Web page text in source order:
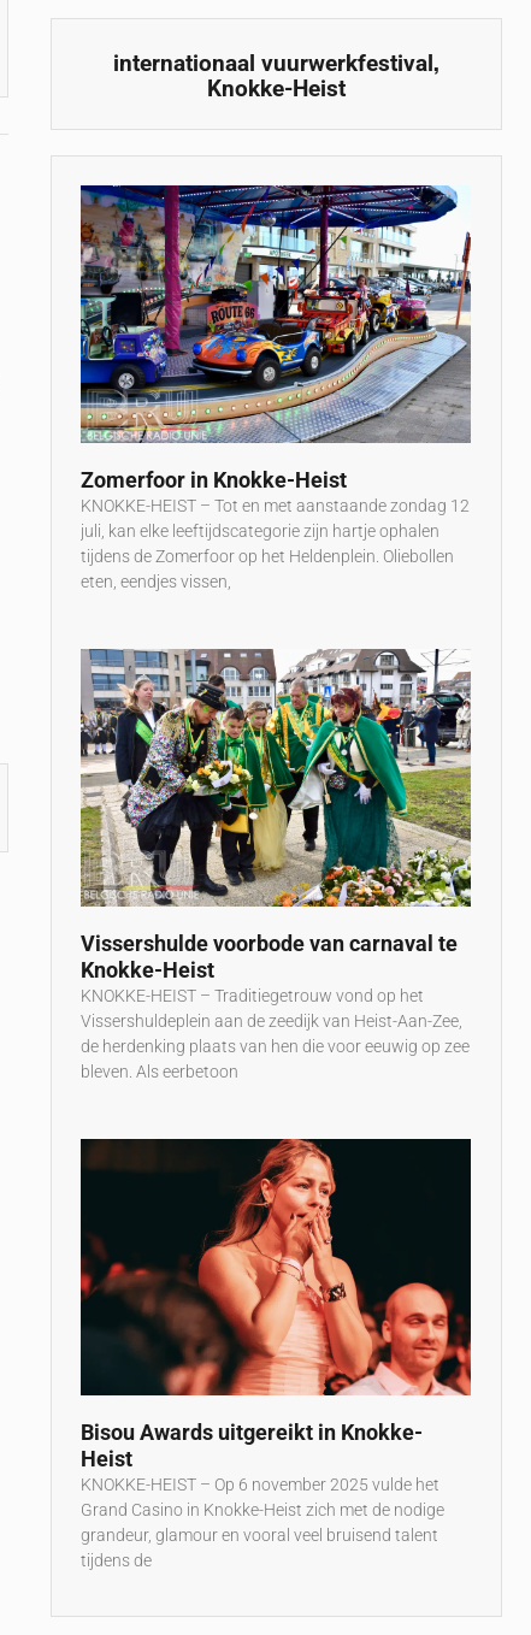
internationaal vuurwerkfestival,
Knokke-Heist
Zomerfoor in Knokke-Heist
KNOKKE-HEIST – Tot en met aanstaande zondag 12
juli, kan elke leeftijdscategorie zijn hartje ophalen
tijdens de Zomerfoor op het Heldenplein. Oliebollen
eten, eendjes vissen,
Vissershulde voorbode van carnaval te
Knokke-Heist
KNOKKE-HEIST – Traditiegetrouw vond op het
Vissershuldeplein aan de zeedijk van Heist-Aan-Zee,
de herdenking plaats van hen die voor eeuwig op zee
bleven. Als eerbetoon
Bisou Awards uitgereikt in Knokke-
Heist
KNOKKE-HEIST – Op 6 november 2025 vulde het
Grand Casino in Knokke-Heist zich met de nodige
grandeur, glamour en vooral veel bruisend talent
tijdens de